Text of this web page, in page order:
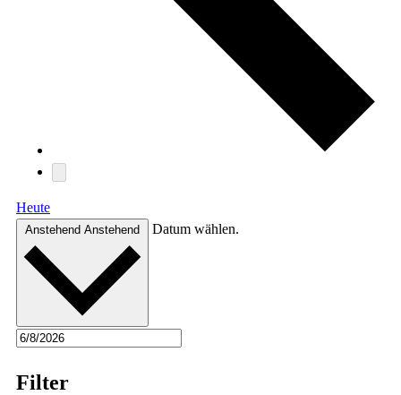
Heute
Anstehend Anstehend Datum wählen.
Filter